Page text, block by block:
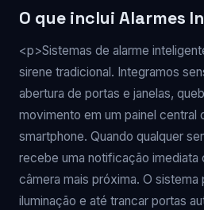
O que inclui Alarmes
<p>Sistemas de alarme
sirene tradicional. Integramos
abertura de portas e janelas,
movimento em um painel central
smartphone. Quando qualquer
recebe uma notificação
câmera mais próxima. O sistema
iluminação e até trancar portas